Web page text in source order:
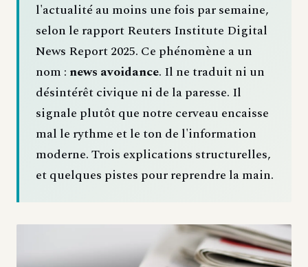
l'actualité au moins une fois par semaine,
selon le rapport Reuters Institute Digital
News Report 2025. Ce phénomène a un
nom : news avoidance. Il ne traduit ni un
désintérêt civique ni de la paresse. Il
signale plutôt que notre cerveau encaisse
mal le rythme et le ton de l'information
moderne. Trois explications structurelles,
et quelques pistes pour reprendre la main.